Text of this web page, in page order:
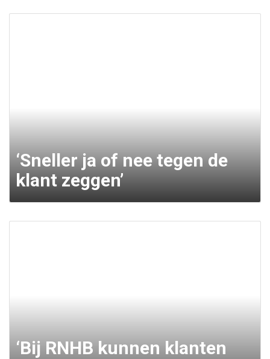
‘Sneller ja of nee tegen de
klant zeggen’
‘Bij RNHB kunnen klanten